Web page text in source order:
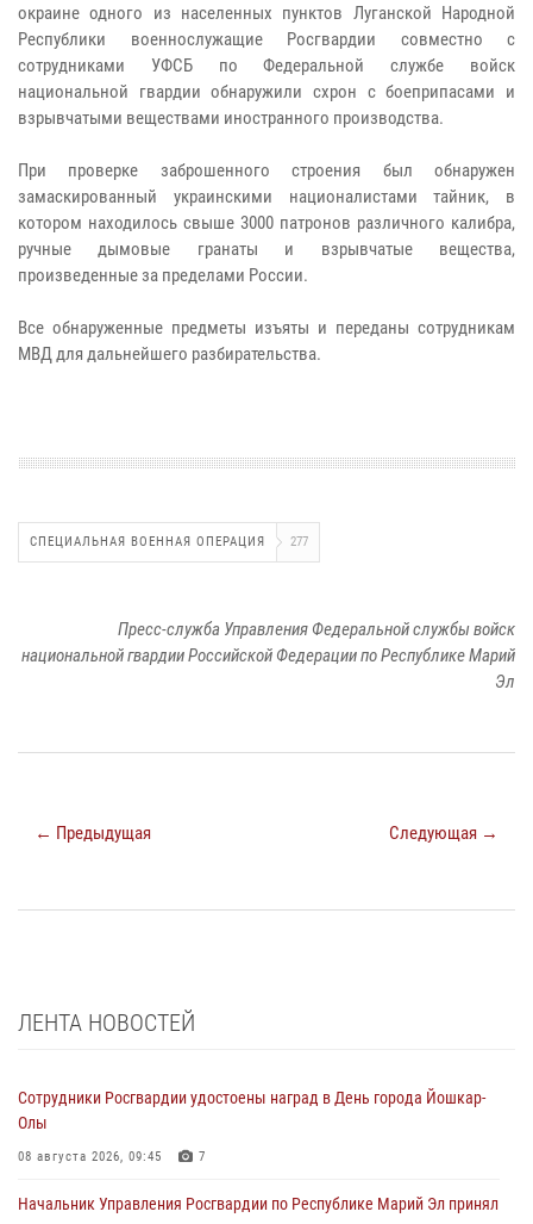
окраине одного из населенных пунктов Луганской Народной
Республики военнослужащие Росгвардии совместно с
сотрудниками УФСБ по Федеральной службе войск
национальной гвардии обнаружили схрон с боеприпасами и
взрывчатыми веществами иностранного производства.
При проверке заброшенного строения был обнаружен
замаскированный украинскими националистами тайник, в
котором находилось свыше 3000 патронов различного калибра,
ручные дымовые гранаты и взрывчатые вещества,
произведенные за пределами России.
Все обнаруженные предметы изъяты и переданы сотрудникам
МВД для дальнейшего разбирательства.
СПЕЦИАЛЬНАЯ ВОЕННАЯ ОПЕРАЦИЯ 277
Пресс-служба Управления Федеральной службы войск
национальной гвардии Российской Федерации по Республике Марий
Эл
← Предыдущая Следующая →
ЛЕНТА НОВОСТЕЙ
Сотрудники Росгвардии удостоены наград в День города Йошкар-
Олы
08 августа 2026, 09:45 7
Начальник Управления Росгвардии по Республике Марий Эл принял